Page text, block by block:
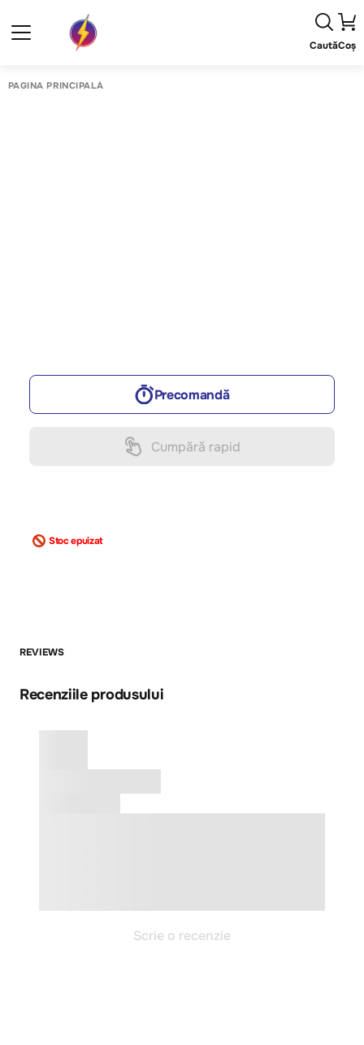
CautăCoș
PAGINA PRINCIPALĂ
Precomandă
Cumpără rapid
Stoc epuizat
REVIEWS
Recenziile produsului
Scrie o recenzie